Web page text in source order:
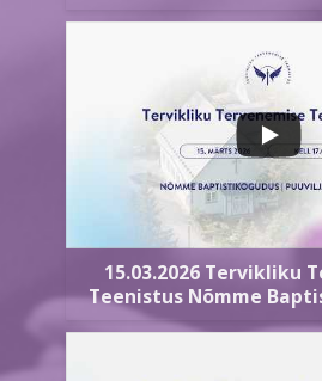
15.03.2026 Tervikliku
Teenistus Nõmme